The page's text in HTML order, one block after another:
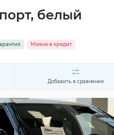
белый
Можно в кредит
Добавить в сравнение